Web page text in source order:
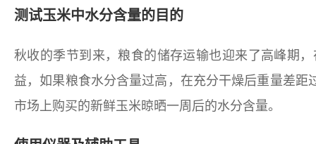
测试玉米中水分含量的目的
秋收的季节到来，粮食的储存运输也迎来了高峰期
益，如果粮食水分含量过高，在充分干燥后重量差
市场上购买的新鲜玉米晾晒一周后的水分含量。